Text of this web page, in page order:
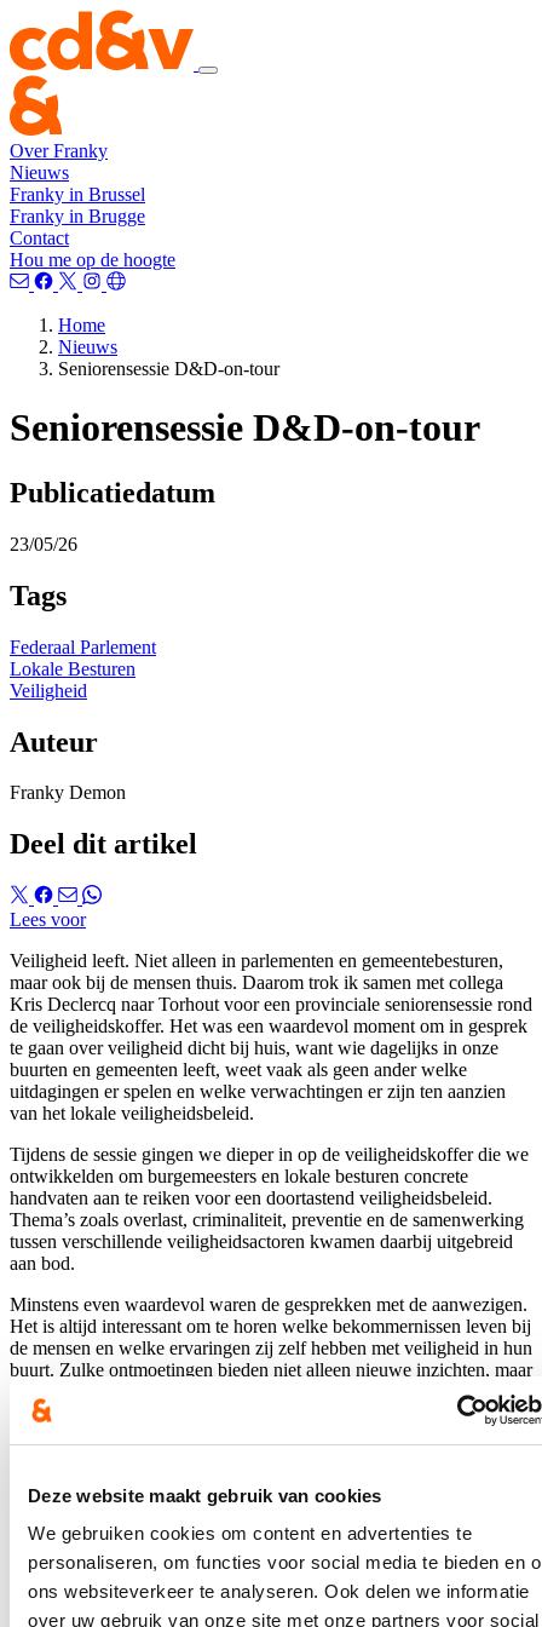
Deze website maakt gebruik van cookies
We gebruiken cookies om content en advertenties te
personaliseren, om functies voor social media te bieden en
ons websiteverkeer te analyseren. Ook delen we informatie
over uw gebruik van onze site met onze partners voor social
Over Franky
Nieuws
Franky in Brussel
Franky in Brugge
Contact
Hou me op de hoogte
Home
Nieuws
Seniorensessie D&D-on-tour
Seniorensessie D&D-on-tour
Publicatiedatum
23/05/26
Tags
Federaal Parlement
Lokale Besturen
Veiligheid
Auteur
Franky Demon
Deel dit artikel
Lees voor
Veiligheid leeft. Niet alleen in parlementen en gemeentebesturen,
maar ook bij de mensen thuis. Daarom trok ik samen met collega
Kris Declercq naar Torhout voor een provinciale seniorensessie rond
de veiligheidskoffer. Het was een waardevol moment om in gesprek
te gaan over veiligheid dicht bij huis, want wie dagelijks in onze
buurten en gemeenten leeft, weet vaak als geen ander welke
uitdagingen er spelen en welke verwachtingen er zijn ten aanzien
van het lokale veiligheidsbeleid.
Tijdens de sessie gingen we dieper in op de veiligheidskoffer die we
ontwikkelden om burgemeesters en lokale besturen concrete
handvaten aan te reiken voor een doortastend veiligheidsbeleid.
Thema’s zoals overlast, criminaliteit, preventie en de samenwerking
tussen verschillende veiligheidsactoren kwamen daarbij uitgebreid
aan bod.
Minstens even waardevol waren de gesprekken met de aanwezigen.
Het is altijd interessant om te horen welke bekommernissen leven bij
de mensen en welke ervaringen zij zelf hebben met veiligheid in hun
buurt. Zulke ontmoetingen bieden niet alleen nieuwe inzichten, maar
helpen ook om beleidsvoorstellen beter af te stemmen op de realiteit
waarmee inwoners dagelijks worden geconfronteerd. Net daarom
hun vragen en hun waardevolle inbreng. Dankzij zulke gesprekken
kunnen we blijven bouwen aan veilige, leefbare gemeenten waar
mensen zich thuis voelen. En zoals dat hoort bij een geslaagde
seniorensessie, was er ook tijd voor een gezellige babbel bij een